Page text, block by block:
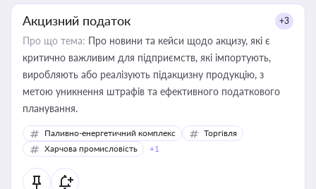
Акцизний податок +3
Про що тема: Про новини та кейси щодо акцизу, які є
критично важливим для підприємств, які імпортують,
виробляють або реалізують підакцизну продукцію, з
метою уникнення штрафів та ефективного податкового
планування.
Паливно-енергетичний комплекс
Торгівля
Харчова промисловість
+1